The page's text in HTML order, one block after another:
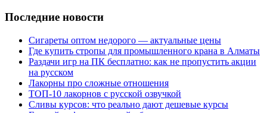
Последние новости
Сигареты оптом недорого — актуальные цены
Где купить стропы для промышленного крана в Алматы
Раздачи игр на ПК бесплатно: как не пропустить акции
на русском
Лакорны про сложные отношения
ТОП-10 лакорнов с русской озвучкой
Сливы курсов: что реально дают дешевые курсы